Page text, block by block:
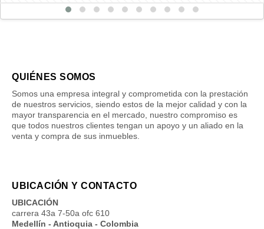
QUIÉNES SOMOS
Somos una empresa integral y comprometida con la prestación
de nuestros servicios, siendo estos de la mejor calidad y con la
mayor transparencia en el mercado, nuestro compromiso es
que todos nuestros clientes tengan un apoyo y un aliado en la
venta y compra de sus inmuebles.
UBICACIÓN Y CONTACTO
UBICACIÓN
carrera 43a 7-50a ofc 610
Medellín - Antioquia - Colombia